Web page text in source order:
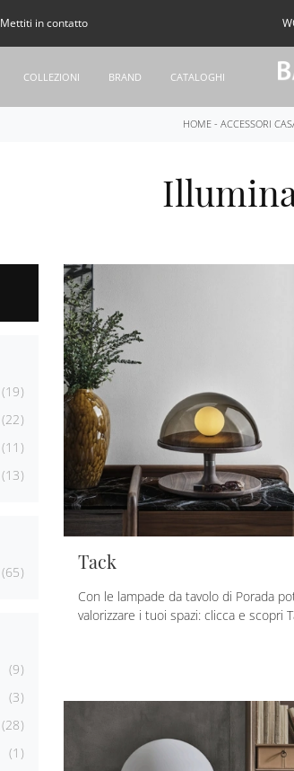
Mettiti in contatto
COLLEZIONI BRAND CATALOGHI
HOME- ACCESSORI
19
22
11
13
65
9
3
28
1
Tack
Con le lampade da tavolo di Porada
valorizzare i tuoi spazi: clicca e scopri